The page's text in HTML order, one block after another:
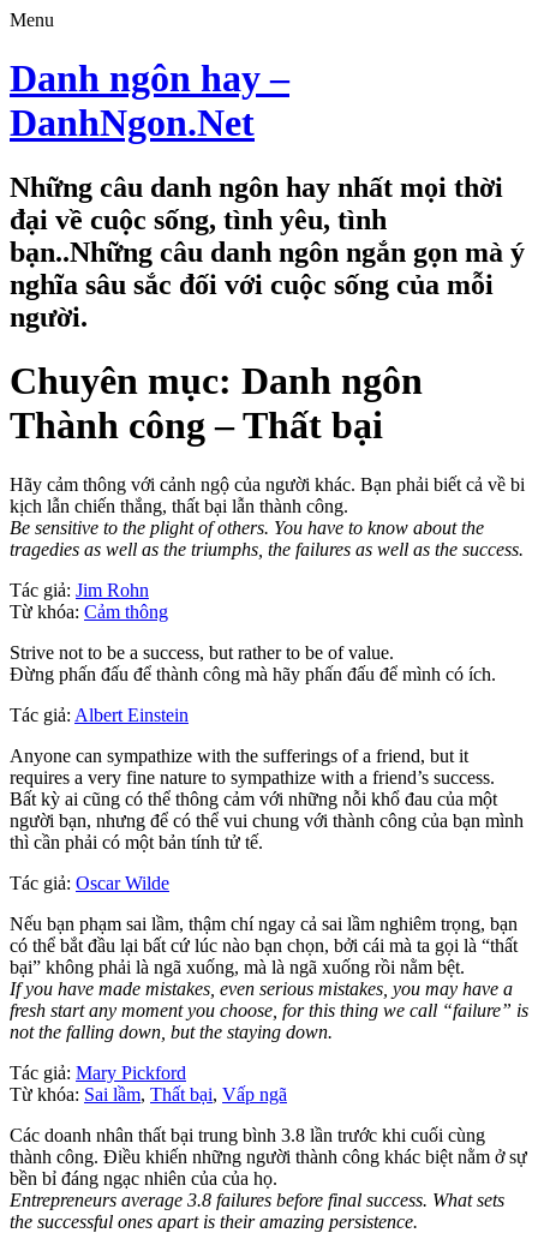
Menu
Danh ngôn hay –
DanhNgon.Net
Những câu danh ngôn hay nhất mọi thời
đại về cuộc sống, tình yêu, tình
bạn..Những câu danh ngôn ngắn gọn mà ý
nghĩa sâu sắc đối với cuộc sống của mỗi
người.
Chuyên mục: Danh ngôn
Thành công – Thất bại
Hãy cảm thông với cảnh ngộ của người khác. Bạn phải biết cả về bi
kịch lẫn chiến thắng, thất bại lẫn thành công.
Be sensitive to the plight of others. You have to know about the
tragedies as well as the triumphs, the failures as well as the success.
Tác giả: Jim Rohn
Từ khóa: Cảm thông
Strive not to be a success, but rather to be of value.
Đừng phấn đấu để thành công mà hãy phấn đấu để mình có ích.
Tác giả: Albert Einstein
Anyone can sympathize with the sufferings of a friend, but it
requires a very fine nature to sympathize with a friend’s success.
Bất kỳ ai cũng có thể thông cảm với những nỗi khổ đau của một
người bạn, nhưng để có thể vui chung với thành công của bạn mình
thì cần phải có một bản tính tử tế.
Tác giả: Oscar Wilde
Nếu bạn phạm sai lầm, thậm chí ngay cả sai lầm nghiêm trọng, bạn
có thể bắt đầu lại bất cứ lúc nào bạn chọn, bởi cái mà ta gọi là “thất
bại” không phải là ngã xuống, mà là ngã xuống rồi nằm bệt.
If you have made mistakes, even serious mistakes, you may have a
fresh start any moment you choose, for this thing we call “failure” is
not the falling down, but the staying down.
Tác giả: Mary Pickford
Từ khóa: Sai lầm, Thất bại, Vấp ngã
Các doanh nhân thất bại trung bình 3.8 lần trước khi cuối cùng
thành công. Điều khiến những người thành công khác biệt nằm ở sự
bền bỉ đáng ngạc nhiên của của họ.
Entrepreneurs average 3.8 failures before final success. What sets
the successful ones apart is their amazing persistence.